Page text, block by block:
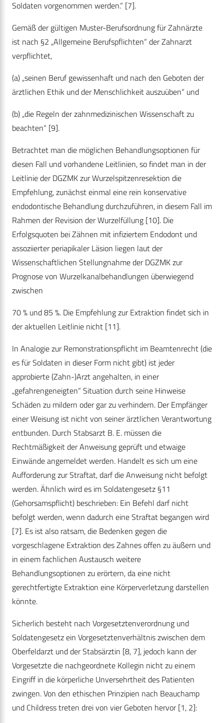
Soldaten vorgenommen werden.“ [7].
Gemäß der gültigen Muster-Berufsordnung für Zahnärzte
ist nach §2 „Allgemeine Berufspflichten“ der Zahnarzt
verpflichtet,
(a) „seinen Beruf gewissenhaft und nach den Geboten der
ärztlichen Ethik und der Menschlichkeit auszuüben“ und
(b) „die Regeln der zahnmedizinischen Wissenschaft zu
beachten“ [9].
Betrachtet man die möglichen Behandlungsoptionen für
diesen Fall und vorhandene Leitlinien, so findet man in der
Leitlinie der DGZMK zur Wurzelspitzenresektion die
Empfehlung, zunächst einmal eine rein konservative
endodontische Behandlung durchzuführen, in diesem Fall im
Rahmen der Revision der Wurzelfüllung [10]. Die
Erfolgsquoten bei Zähnen mit infiziertem Endodont und
assoziierter periapikaler Läsion liegen laut der
Wissenschaftlichen Stellungnahme der DGZMK zur
Prognose von Wurzelkanalbehandlungen überwiegend
zwischen
70 % und 85 %. Die Empfehlung zur Extraktion findet sich in
der aktuellen Leitlinie nicht [11].
In Analogie zur Remonstrationspflicht im Beamtenrecht (die
es für Soldaten in dieser Form nicht gibt) ist jeder
approbierte (Zahn-)Arzt angehalten, in einer
„gefahrengeneigten“ Situation durch seine Hinweise
Schäden zu mildern oder gar zu verhindern. Der Empfänger
einer Weisung ist nicht von seiner ärztlichen Verantwortung
entbunden. Durch Stabsarzt B. E. müssen die
Rechtmäßigkeit der Anweisung geprüft und etwaige
Einwände angemeldet werden. Handelt es sich um eine
Aufforderung zur Straftat, darf die Anweisung nicht befolgt
werden. Ähnlich wird es im Soldatengesetz §11
(Gehorsamspflicht) beschrieben: Ein Befehl darf nicht
befolgt werden, wenn dadurch eine Straftat begangen wird
[7]. Es ist also ratsam, die Bedenken gegen die
vorgeschlagene Extraktion des Zahnes offen zu äußern und
in einem fachlichen Austausch weitere
Behandlungsoptionen zu erörtern, da eine nicht
gerechtfertigte Extraktion eine Körperverletzung darstellen
könnte.
Sicherlich besteht nach Vorgesetztenverordnung und
Soldatengesetz ein Vorgesetztenverhältnis zwischen dem
Oberfeldarzt und der Stabsärztin [8, 7], jedoch kann der
Vorgesetzte die nachgeordnete Kollegin nicht zu einem
Eingriff in die körperliche Unversehrtheit des Patienten
zwingen. Von den ethischen Prinzipien nach Beauchamp
und Childress treten drei von vier Geboten hervor [1, 2]: